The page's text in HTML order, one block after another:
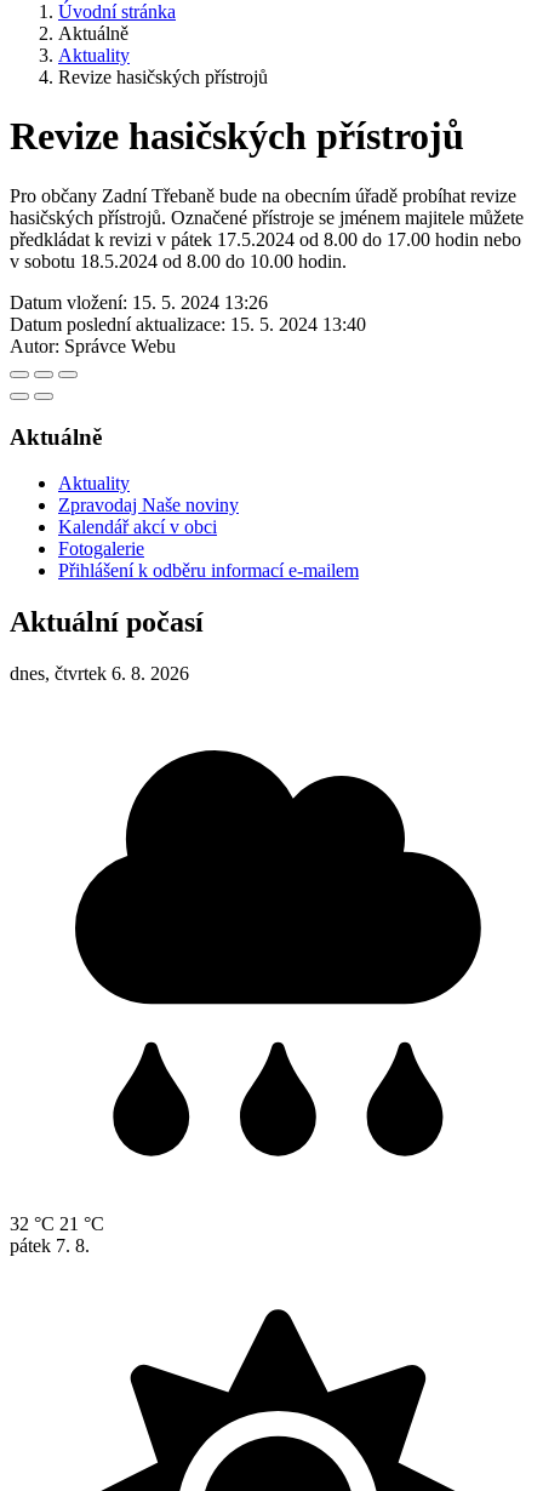
Úvodní stránka
Aktuálně
Aktuality
Revize hasičských přístrojů
Revize hasičských přístrojů
Pro občany Zadní Třebaně bude na obecním úřadě probíhat revize
hasičských přístrojů. Označené přístroje se jménem majitele můžete
předkládat k revizi v pátek 17.5.2024 od 8.00 do 17.00 hodin nebo
v sobotu 18.5.2024 od 8.00 do 10.00 hodin.
Datum vložení: 15. 5. 2024 13:26
Datum poslední aktualizace: 15. 5. 2024 13:40
Autor: Správce Webu
Aktuálně
Aktuality
Zpravodaj Naše noviny
Kalendář akcí v obci
Fotogalerie
Přihlášení k odběru informací e-mailem
Aktuální počasí
dnes, čtvrtek 6. 8. 2026
32 °C 21 °C
pátek 7. 8.